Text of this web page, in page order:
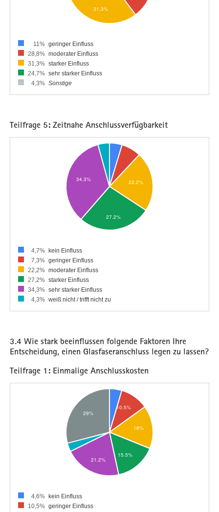
11% geringer Einfluss
28,8% moderater Einfluss
31,3% starker Einfluss
24,7% sehr starker Einfluss
4,3% Sonstige
Teilfrage 5: Zeitnahe Anschlussverfügbarkeit
4,7%
kein Einfluss
7,3% geringer Einfluss
22,2% moderater Einfluss
27,2% starker Einfluss
34,3% sehr starker Einfluss
4,3% weiß nicht / trifft nicht zu
3.4 Wie stark beeinflussen folgende Faktoren Ihre
Entscheidung, einen Glasfaseranschluss legen zu lassen?
Teilfrage 1: Einmalige Anschlusskosten
4,6%
kein Einfluss
10,5% geringer Einfluss